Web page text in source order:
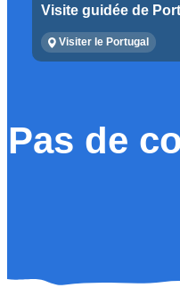
Visite guidée de
Visiter le Portugal
Pas de